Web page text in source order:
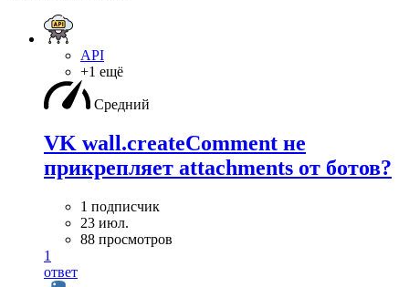
API
+1 ещё
Средний
VK wall.createComment не
прикрепляет attachments от ботов?
1 подписчик
23 июл.
88 просмотров
1
ответ